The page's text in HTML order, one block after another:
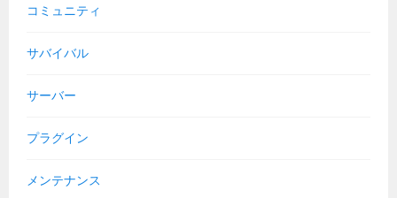
コミュニティ
サバイバル
サーバー
プラグイン
メンテナンス